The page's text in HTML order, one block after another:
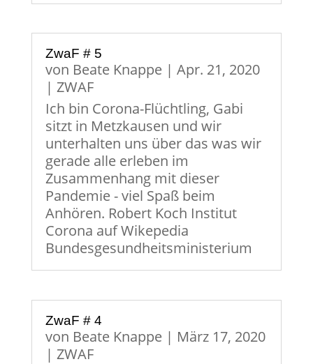
ZwaF # 5
von Beate Knappe| Apr. 21, 2020
| ZWAF
Ich bin Corona-Flüchtling, Gabi
sitzt in Metzkausen und wir
unterhalten uns über das was wir
gerade alle erleben im
Zusammenhang mit dieser
Pandemie - viel Spaß beim
Anhören. Robert Koch Institut
Corona auf Wikepedia
Bundesgesundheitsministerium
ZwaF # 4
von Beate Knappe| März 17, 2020
| ZWAF